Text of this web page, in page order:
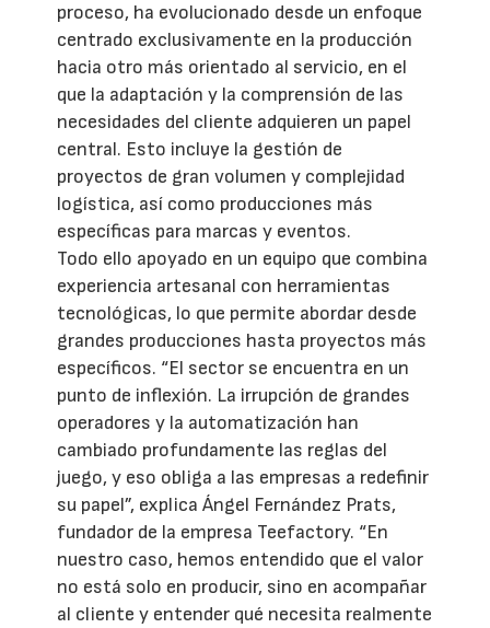
proceso, ha evolucionado desde un enfoque
centrado exclusivamente en la producción
hacia otro más orientado al servicio, en el
que la adaptación y la comprensión de las
necesidades del cliente adquieren un papel
central. Esto incluye la gestión de
proyectos de gran volumen y complejidad
logística, así como producciones más
específicas para marcas y eventos.
Todo ello apoyado en un equipo que combina
experiencia artesanal con herramientas
tecnológicas, lo que permite abordar desde
grandes producciones hasta proyectos más
específicos. “El sector se encuentra en un
punto de inflexión. La irrupción de grandes
operadores y la automatización han
cambiado profundamente las reglas del
juego, y eso obliga a las empresas a redefinir
su papel”, explica Ángel Fernández Prats,
fundador de la empresa Teefactory. “En
nuestro caso, hemos entendido que el valor
no está solo en producir, sino en acompañar
al cliente y entender qué necesita realmente